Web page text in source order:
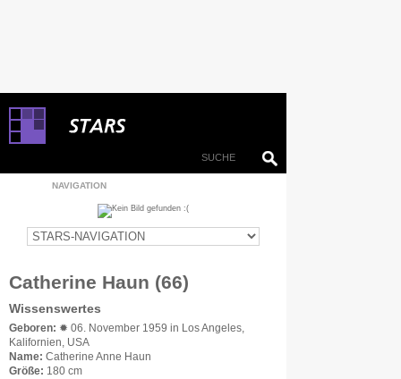
NAVIGATION
Catherine Haun (66)
Wissenswertes
Geboren: ✹ 06. November 1959 in Los Angeles,
Kalifornien, USA
Name: Catherine Anne Haun
Größe: 180 cm